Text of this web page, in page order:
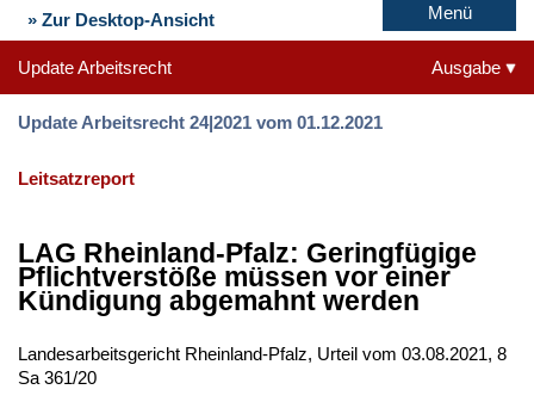
» Zur Desktop-Ansicht Menü
Update Arbeitsrecht Ausgabe
Update Arbeitsrecht 24|2021 vom 01.12.2021
Leitsatzreport
LAG Rheinland-Pfalz: Geringfügige
Pflichtverstöße müssen vor einer
Kündigung abgemahnt werden
Landesarbeitsgericht Rheinland-Pfalz, Urteil vom 03.08.2021, 8
Sa 361/20